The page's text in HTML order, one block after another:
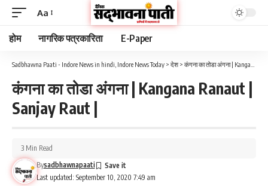
Aa
होम नागरिक पत्रकारिता E-Paper
Sadbhawna Paati - Indore News in hindi, Indore News Today > देश> कंगना का तोडा अंगना | Kangana Ranaut | Sanjay Raut |
कंगना का तोडा अंगना | Kangana Ranaut |
Sanjay Raut |
Last updated: September 10, 2020 7:49 am
Bysadbhawnapaati
3 Min Read